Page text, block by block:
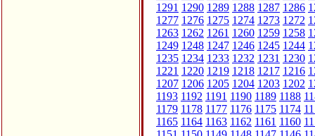
1291 1290 1289 1288 1287 1286
1277 1276 1275 1274 1273 1272
1263 1262 1261 1260 1259 1258
1249 1248 1247 1246 1245 1244
1235 1234 1233 1232 1231 1230
1221 1220 1219 1218 1217 1216
1207 1206 1205 1204 1203 1202
1193 1192 1191 1190 1189 1188
1179 1178 1177 1176 1175 1174
1165 1164 1163 1162 1161 1160